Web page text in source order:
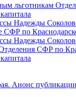
льготникам
Надежды
СФР по
Надежды
СФР по
Анонс публикации